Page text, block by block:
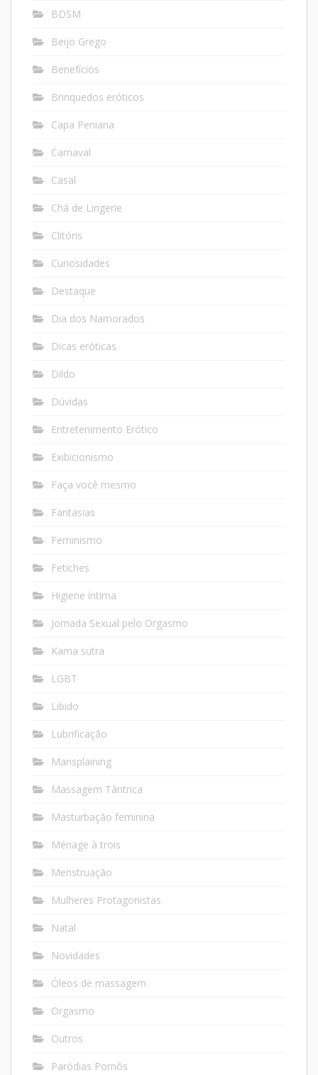
BDSM
Beijo Grego
Benefícios
Brinquedos eróticos
Capa Peniana
Carnaval
Casal
Chá de Lingerie
Clitóris
Curiosidades
Destaque
Dia dos Namorados
Dicas eróticas
Dildo
Dúvidas
Entretenimento Erótico
Exibicionismo
Faça você mesmo
Fantasias
Feminismo
Fetiches
Higiene íntima
Jornada Sexual pelo Orgasmo
Kama sutra
LGBT
Libido
Lubrificação
Mansplaining
Massagem Tântrica
Masturbação feminina
Ménage à trois
Menstruação
Mulheres Protagonistas
Natal
Novidades
Óleos de massagem
Orgasmo
Outros
Paródias Pornôs